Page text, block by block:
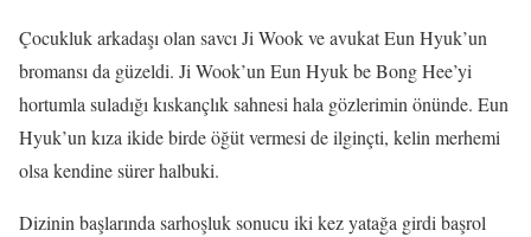
Çocukluk arkadaşı olan savcı Ji Wook ve avukat Eun Hyuk’un
bromansı da güzeldi. Ji Wook’un Eun Hyuk be Bong Hee’yi
hortumla suladığı kıskançlık sahnesi hala gözlerimin önünde. Eun
Hyuk’un kıza ikide birde öğüt vermesi de ilginçti, kelin merhemi
olsa kendine sürer halbuki.
Dizinin başlarında sarhoşluk sonucu iki kez yatağa girdi başrol